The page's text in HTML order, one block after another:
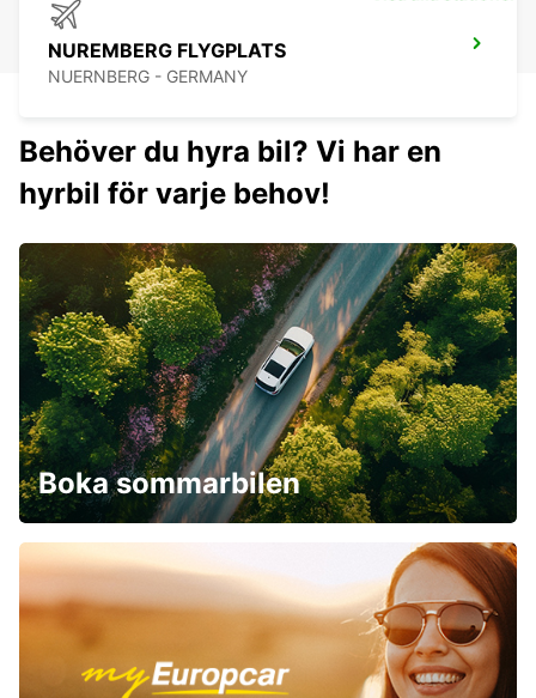
NUREMBERG FLYGPLATS
NUERNBERG - GERMANY
Behöver du hyra bil? Vi har en
hyrbil för varje behov!
Boka sommarbilen